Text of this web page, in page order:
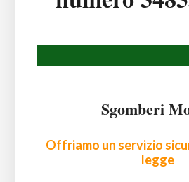
Sgomberi
Offriamo un servizio
legge